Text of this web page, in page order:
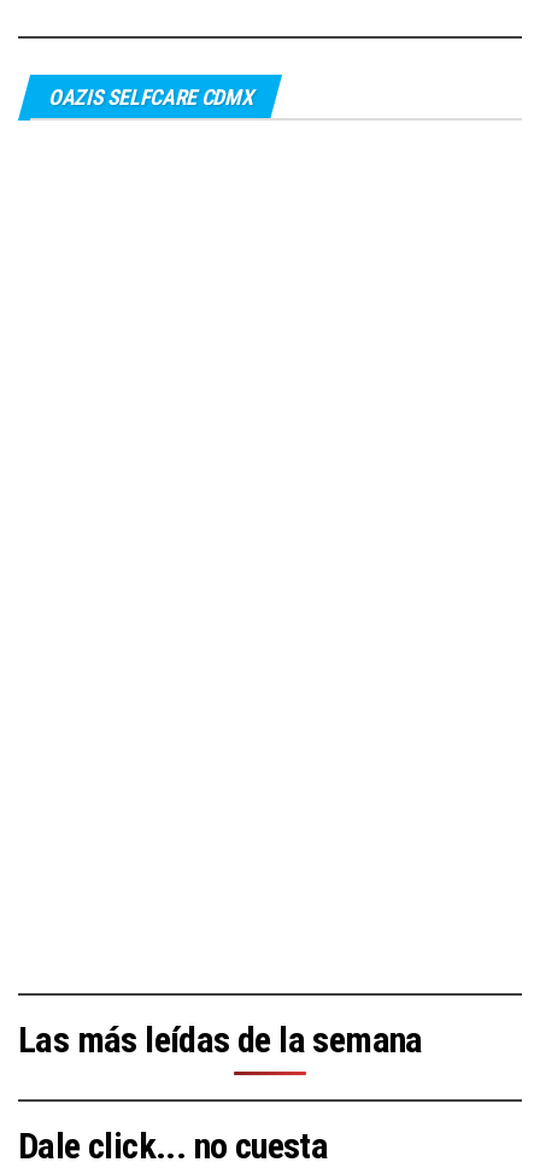
OAZIS SELFCARE CDMX
Las más leídas de la semana
Dale click... no cuesta